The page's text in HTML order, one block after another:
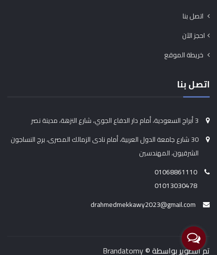
اتصل بنا
احجز الآن
خريطة الموقع
اتصل بنا
3 أبراج السعودية، أمام دار الدفاع الجوي، شارع النزهة، مدينة نصر
30 شارع جامعة الدول العربية، أمام نادى الزمالك المصرى، برج النساجون
الشرقيون، المهندسين
01068861110
01013030478
drahmedmekkawy2023@gmail.com
تم التطوير بواسطة ©Brandatomy